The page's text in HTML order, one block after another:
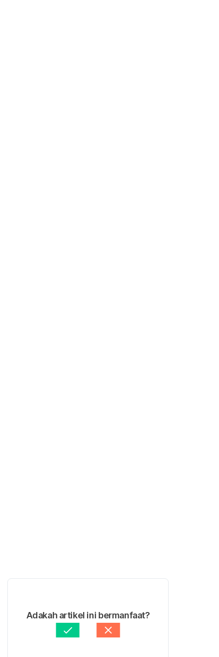
Adakah artikel ini bermanfaat?